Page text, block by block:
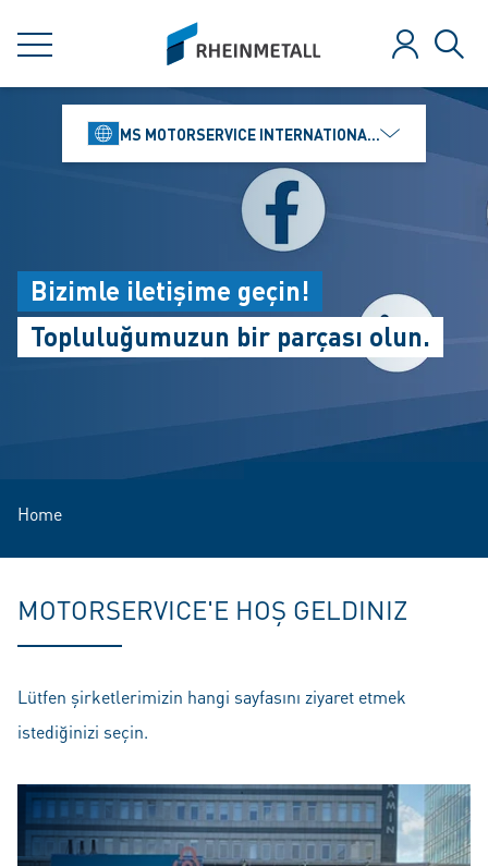
MENÜ
siteLogo
Anmelden
MS MOTORSERVICE INTERNATIONAL GMBH
Bizimle iletişime geçin!
Topluluğumuzun bir parçası olun.
Home
MOTORSERVICE'E HOŞ GELDINIZ
Lütfen şirketlerimizin hangi sayfasını ziyaret etmek
istediğinizi seçin.